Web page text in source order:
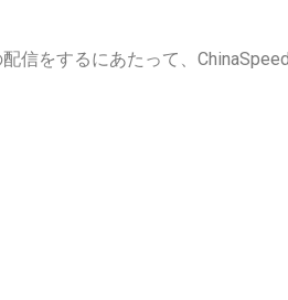
信をするにあたって、